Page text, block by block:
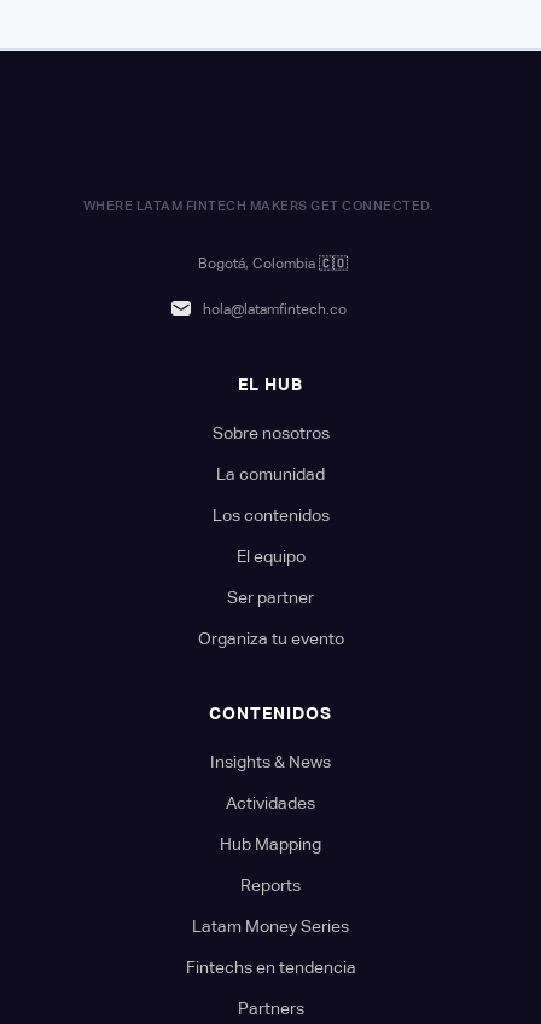
WHERE LATAM FINTECH MAKERS GET CONNECTED.
Bogotá, Colombia 🇨🇴
hola@latamfintech.co
EL HUB
Sobre nosotros
La comunidad
Los contenidos
El equipo
Ser partner
Organiza tu evento
CONTENIDOS
Insights & News
Actividades
Hub Mapping
Reports
Latam Money Series
Fintechs en tendencia
Partners